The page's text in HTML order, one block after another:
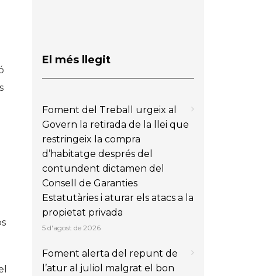
El més llegit
Foment del Treball urgeix al
Govern la retirada de la llei que
restringeix la compra
d’habitatge després del
contundent dictamen del
Consell de Garanties
Estatutàries i aturar els atacs a la
propietat privada
5 d'agost de 2026
Foment alerta del repunt de
l’atur al juliol malgrat el bon